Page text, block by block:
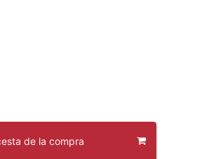
de la compra